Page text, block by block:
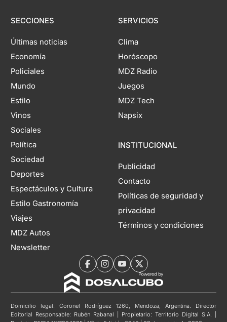
SECCIONES
Últimas noticias
Economía
Policiales
Mundo
Estilo
Vinos
Sociales
Política
Sociedad
Deportes
Espectáculos y Cultura
Estilo Gastronomía
Viajes
MDZ Autos
Newsletter
SERVICIOS
Clima
Horóscopo
MDZ Radio
Juegos
MDZ Tech
Napsix
INSTITUCIONAL
Publicidad
Contacto
Políticas de seguridad y
privacidad
Términos y condiciones
Domicilio legal: Coronel Rodríguez 1260, Mendoza, Argentina. Director
Editorial Responsable: Rubén Rabanal | Propietario: Territorio Digital S.A. |